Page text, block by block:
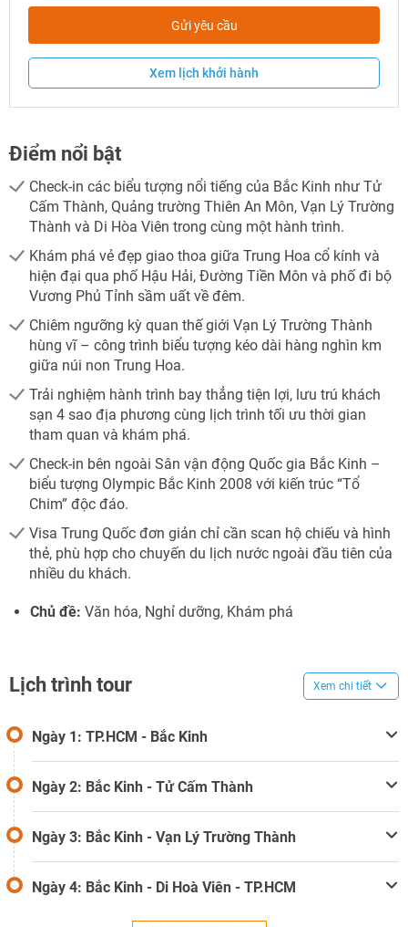
Gửi yêu cầu
Xem lịch khởi hành
Điểm nổi bật
Check-in các biểu tượng nổi tiếng của Bắc Kinh như Tử
Cấm Thành, Quảng trường Thiên An Môn, Vạn Lý Trường
Thành và Di Hòa Viên trong cùng một hành trình.
Khám phá vẻ đẹp giao thoa giữa Trung Hoa cổ kính và
hiện đại qua phố Hậu Hải, Đường Tiền Môn và phố đi bộ
Vương Phủ Tỉnh sầm uất về đêm.
Chiêm ngưỡng kỳ quan thế giới Vạn Lý Trường Thành
hùng vĩ – công trình biểu tượng kéo dài hàng nghìn km
giữa núi non Trung Hoa.
Trải nghiệm hành trình bay thẳng tiện lợi, lưu trú khách
sạn 4 sao địa phương cùng lịch trình tối ưu thời gian
tham quan và khám phá.
Check-in bên ngoài Sân vận động Quốc gia Bắc Kinh –
biểu tượng Olympic Bắc Kinh 2008 với kiến trúc “Tổ
Chim” độc đáo.
Visa Trung Quốc đơn giản chỉ cần scan hộ chiếu và hình
thẻ, phù hợp cho chuyến du lịch nước ngoài đầu tiên của
nhiều du khách.
Chủ đề: Văn hóa, Nghỉ dưỡng, Khám phá
Lịch trình tour Xem chi tiết
Ngày 1: TP.HCM - Bắc Kinh
Ngày 2: Bắc Kinh - Tử Cấm Thành
Ngày 3: Bắc Kinh - Vạn Lý Trường Thành
Ngày 4: Bắc Kinh - Di Hoà Viên - TP.HCM